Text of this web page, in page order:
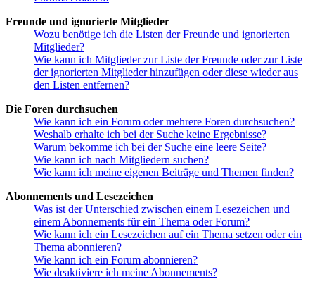
Freunde und ignorierte Mitglieder
Wozu benötige ich die Listen der Freunde und ignorierten
Mitglieder?
Wie kann ich Mitglieder zur Liste der Freunde oder zur Liste
der ignorierten Mitglieder hinzufügen oder diese wieder aus
den Listen entfernen?
Die Foren durchsuchen
Wie kann ich ein Forum oder mehrere Foren durchsuchen?
Weshalb erhalte ich bei der Suche keine Ergebnisse?
Warum bekomme ich bei der Suche eine leere Seite?
Wie kann ich nach Mitgliedern suchen?
Wie kann ich meine eigenen Beiträge und Themen finden?
Abonnements und Lesezeichen
Was ist der Unterschied zwischen einem Lesezeichen und
einem Abonnements für ein Thema oder Forum?
Wie kann ich ein Lesezeichen auf ein Thema setzen oder ein
Thema abonnieren?
Wie kann ich ein Forum abonnieren?
Wie deaktiviere ich meine Abonnements?